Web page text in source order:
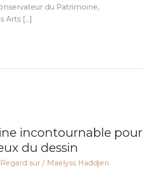
du Patrimoine,
Arts […]
incontournable pour
du dessin
Regard sur / Maëlyss Haddjeri